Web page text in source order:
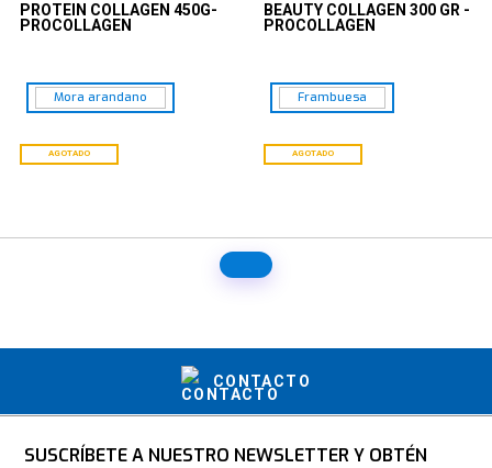
PROTEIN COLLAGEN 450G-
PROCOLLAGEN
Mora arandano
AGOTADO
BEAUTY COLLAGEN 300 GR -
PROCOLLAGEN
Frambuesa
AGOTADO
CONTACTO
SUSCRÍBETE A NUESTRO NEWSLETTER Y OBTÉN